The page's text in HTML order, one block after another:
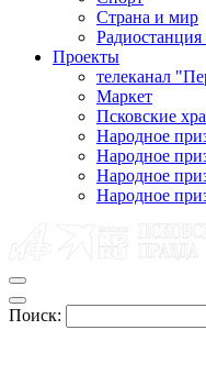
Страна и мир
Проекты
телеканал
Маркет
Псковские
Народное
Народное
Народное
Народное
Поиск: